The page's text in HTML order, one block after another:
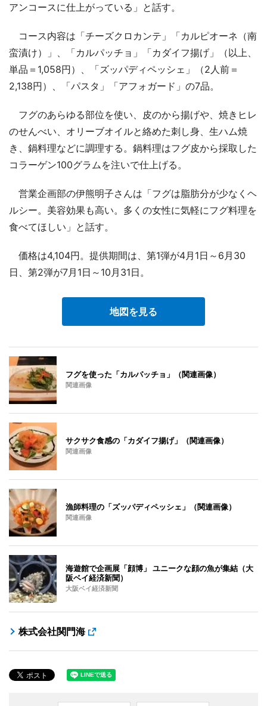
アンコースに仕上がっている」と話す。
コース内容は「チーズクロカンテ」「カルピオーネ（南
蛮漬け）」、「カルパッチョ」「カダイフ揚げ」（以上、
単品＝1,058円）、「ズッパディペッシェ」（2人前＝
2,138円）、「パスタ」「アフォガード」の7品。
フグのあらゆる部位を使い、皮のから揚げや、焼きヒレ
のせんべい、オリーブオイルと絡めた刺し身、生ハム焼
き、鍋料理などに調理する。鍋料理はフグ皮から採取した
コラーゲン100グラムを注いで仕上げる。
営業企画部の伊熊明子さんは「フグは脂肪分が少なくヘ
ルシー。美容効果も高い。多くの女性に気軽にフグ料理を
食べてほしい」と話す。
価格は4,104円。提供期間は、第1弾が4月1日～6月30
日、第2弾が7月1日～10月31日。
地図を見る
フグを使った「カルパッチョ」（関連画像）
関連画像
サクサク食感の「カダイフ揚げ」（関連画像）
関連画像
漁師料理の「ズッパディペッシェ」（関連画像）
関連画像
海遊館で企画展「顔博」 ユニークな顔の魚が集結（大
阪ベイ経済新聞）
大阪ベイ経済新聞
株式会社関門海